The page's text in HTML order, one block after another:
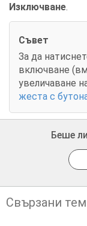
Изключване.
Съвет
За да
включване
увеличаване
жеста с
Беше
Свързани